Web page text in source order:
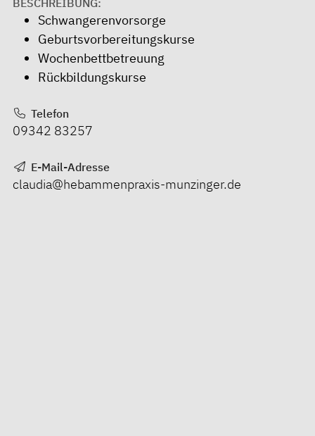
Schwangerenvorsorge
Geburtsvorbereitungskurse
Wochenbettbetreuung
Rückbildungskurse
Telefon
09342 83257
E-Mail-Adresse
claudia@hebammenpraxis-munzinger.de